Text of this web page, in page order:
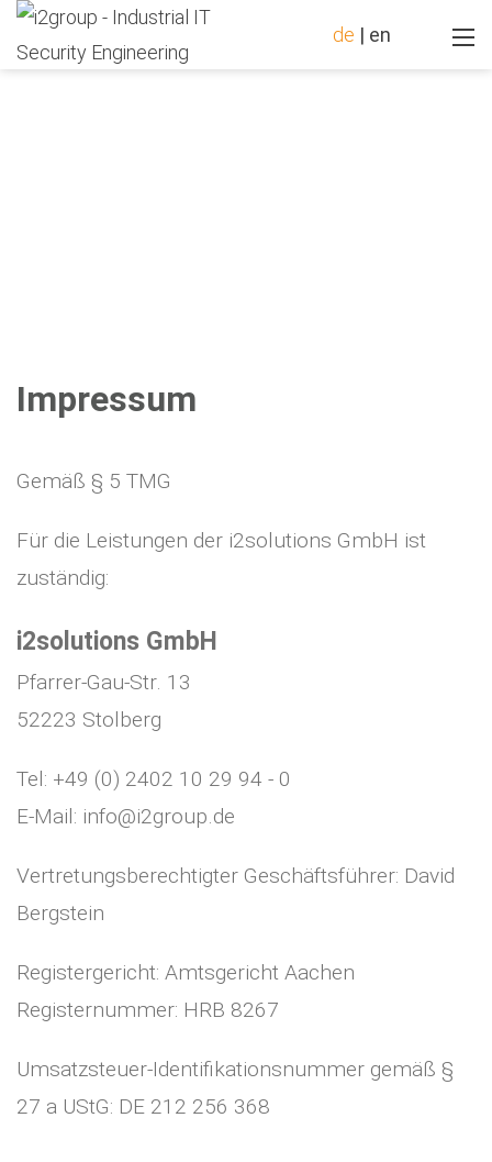
de | en
Impressum
Gemäß § 5 TMG
Für die Leistungen der i2solutions GmbH ist
zuständig:
i2solutions GmbH
Pfarrer-Gau-Str. 13
52223 Stolberg
Tel: +49 (0) 2402 10 29 94 - 0
E-Mail: info@i2group.de
Vertretungsberechtigter Geschäftsführer: David
Bergstein
Registergericht: Amtsgericht Aachen
Registernummer: HRB 8267
Umsatzsteuer-Identifikationsnummer gemäß §
27 a UStG: DE 212 256 368